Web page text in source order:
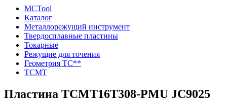
MCTool
Каталог
Металлорежущий инструмент
Твердосплавные пластины
Токарные
Режущие для точения
Геометрия TC**
TCMT
Пластина TCMT16T308-PMU JC9025